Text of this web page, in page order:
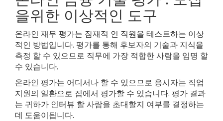
을위한 이상적인 도구
온라인 재무 평가는 잠재적 인 직원을 테스트하는 이상
적인 방법입니다. 평가를 통해 후보자의 기술과 지식을
측정 할 수 있으므로 직무에 가장 적합한 사람을 임명 할
수 있습니다.
온라인 평가는 어디서나 할 수 있으므로 응시자는 직업
지원의 일환으로 집에서 평가할 수 있습니다. 평가 결과
는 귀하가 인터뷰 할 사람을 초대할지 여부를 결정하는
데 도움이됩니다.